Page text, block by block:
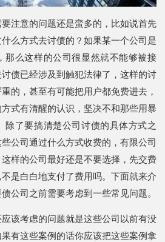
注意的问题还是蛮多的，比如说首先
么方式去讨债的？如果某一个公司是
那么这样的公司很显然就不能够被接
债已经涉及到触犯法律了，这样的讨
的，甚至有可能把用户都免费进去，
式有清醒的认识，坚决不和那些用暴
除了要搞清楚公司讨债的具体方式之
公司通过什么方式收费的，有限公司
样的公司最好还是不要选择，先交费
是白白地支付了费用吗。下面就来介
公司之前需要考虑到一些常见问题。
该考虑的问题就是这些公司以前有没
有这些案例的话你应该把这些案例拿